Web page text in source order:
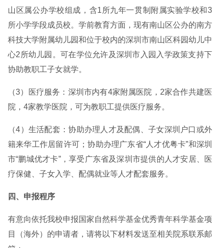
山区属公办学校组成，含1所九年一贯制附属实验学校和3
所小学学段成员校。学前教育方面，现有南山区公办的南方
科技大学附属幼儿园和位于校内的深圳市南山区科园幼儿中
心2所幼儿园。可在学位允许及深圳市入园入学政策支持下
协助教职工子女就学。
（3）医疗服务：深圳市内有4家附属医院，2家合作共建医
院，4家教学医院，可为教职工提供医疗服务。
（4）生活配套：协助办理人才及配偶、子女深圳户口或外
籍来华工作居留许可；协助办理广东省“人才优粤卡”和深圳
市“鹏城优才卡”，享受广东省及深圳市提供的人才安居、医
疗保健、子女入学、配偶就业等人才配套服务。
四、申报程序
有意向依托我校申报国家自然科学基金优秀青年科学基金项
目（海外）的申请者，请将以下材料发送至相关院系联系邮